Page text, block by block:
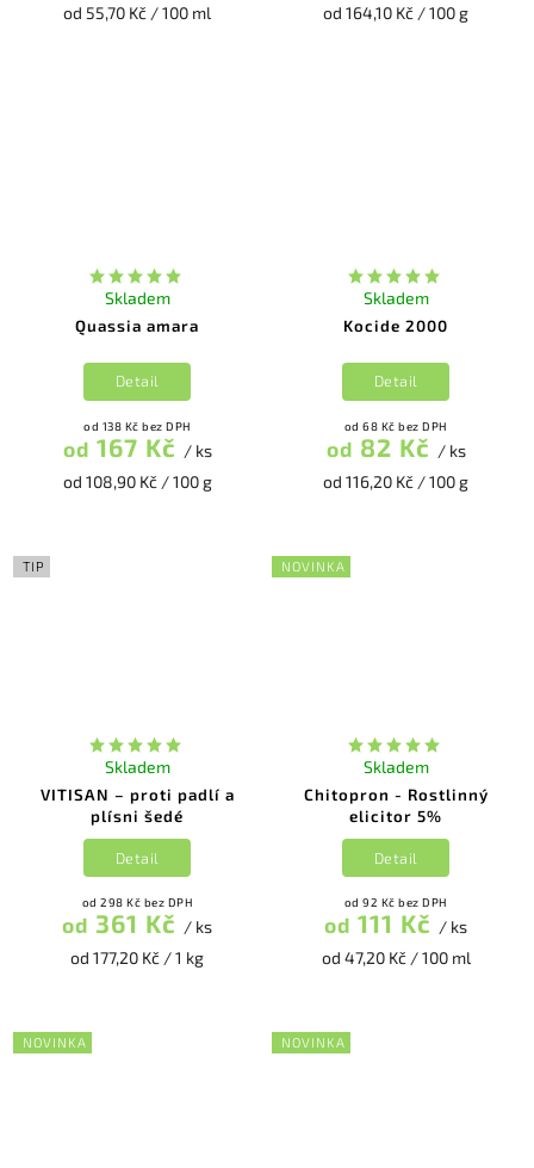
od 55,70 Kč / 100 ml
od 164,10 Kč / 100 g
Quassia amara
Skladem
od 138 Kč bez DPH
od 167 Kč / ks
od 108,90 Kč / 100 g
Detail
Kocide 2000
Skladem
od 68 Kč bez DPH
od 82 Kč / ks
od 116,20 Kč / 100 g
Detail
TIP
VITISAN – proti padlí a
plísni šedé
Skladem
od 298 Kč bez DPH
od 361 Kč / ks
od 177,20 Kč / 1 kg
Detail
NOVINKA
Chitopron - Rostlinný
elicitor 5%
Skladem
od 92 Kč bez DPH
od 111 Kč / ks
od 47,20 Kč / 100 ml
Detail
NOVINKA NOVINKA